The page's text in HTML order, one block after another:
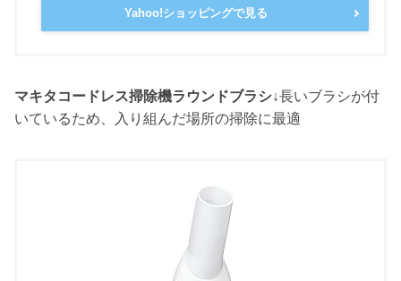
Yahoo!ショッピングで見る
マキタコードレス掃除機ラウンドブラシ↓長いブラシが付
いているため、入り組んだ場所の掃除に最適